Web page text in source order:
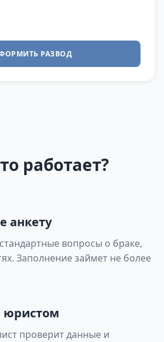
РАЗВОД
работает?
анкету
вопросы о браке,
Заполнение займет не более
юристом
проверит данные и